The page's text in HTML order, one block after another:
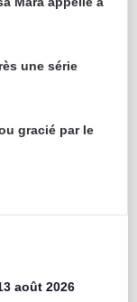
une série
gracié par le
août 2026